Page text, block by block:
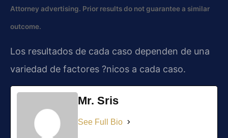
Attorney advertising. Prior results do not guarantee a similar
outcome.
Los resultados de cada caso dependen de una
variedad de factores ?nicos a cada caso.
Mr. Sris
See Full Bio